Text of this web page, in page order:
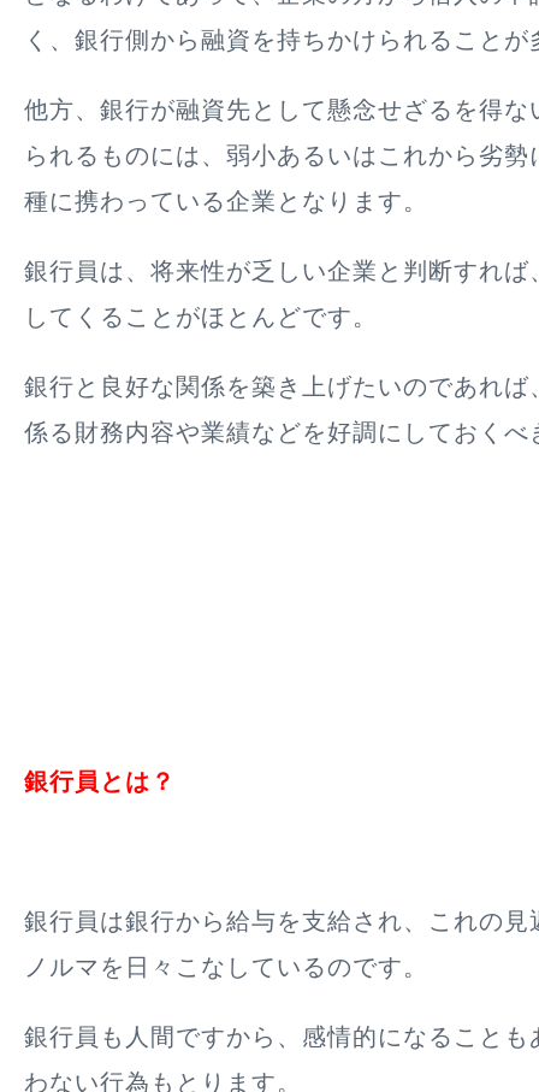
く、銀行側から融資を持ちかけられることが
他方、銀行が融資先として懸念せざるを得な
られるものには、弱小あるいはこれから劣
種に携わっている企業となります。
銀行員は、将来性が乏しい企業と判断すれば
してくることがほとんどです。
銀行と良好な関係を築き上げたいのであれば
係る財務内容や業績などを好調にしておくべ
銀行員とは？
銀行員は銀行から給与を支給され、これの見
ノルマを日々こなしているのです。
銀行員も人間ですから、感情的になることも
わない行為もとります。